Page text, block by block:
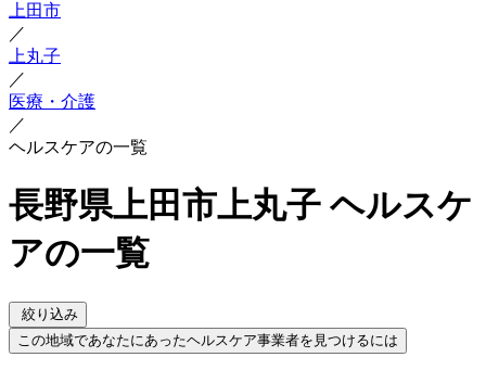
上田市
／
上丸子
／
医療・介護
／
ヘルスケアの一覧
長野県上田市上丸子 ヘルスケ
アの一覧
絞り込み
この地域であなたにあったヘルスケア事業者を見つけるには